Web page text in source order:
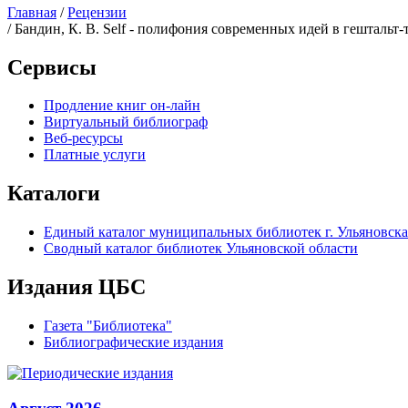
Главная / Рецензии
/ Бандин, К. В. Self - полифония современных идей в гештальт-
Сервисы
Продление книг он-лайн
Виртуальный библиограф
Веб-ресурсы
Платные услуги
Каталоги
Единый каталог муниципальных библиотек г. Ульяновска
Сводный каталог библиотек Ульяновской области
Издания ЦБС
Газета "Библиотека"
Библиографические издания